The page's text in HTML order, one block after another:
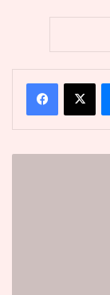
FacebookX